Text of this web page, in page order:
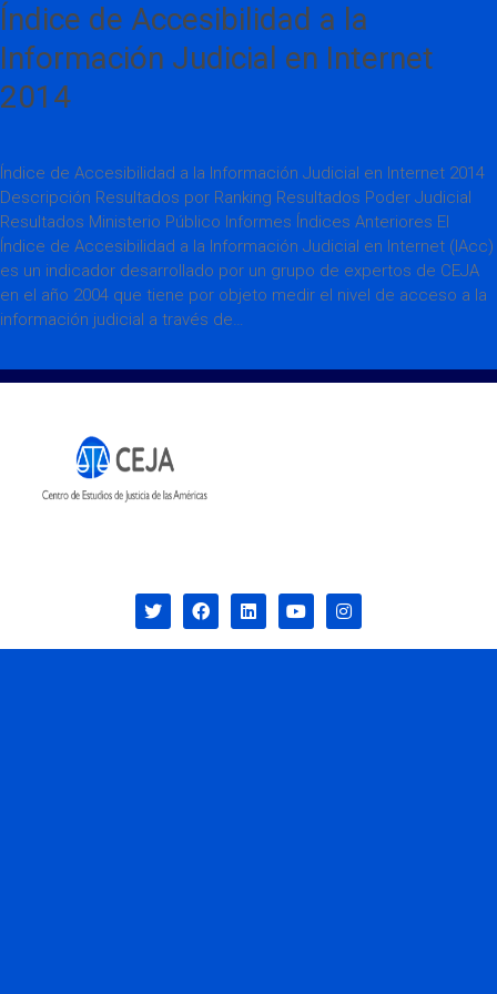
Índice de Accesibilidad a la
Información Judicial en Internet
2014
Índice de Accesibilidad a la Información Judicial en Internet 2014
Descripción Resultados por Ranking Resultados Poder Judicial
Resultados Ministerio Público Informes Índices Anteriores El
Índice de Accesibilidad a la Información Judicial en Internet (IAcc)
es un indicador desarrollado por un grupo de expertos de CEJA
en el año 2004 que tiene por objeto medir el nivel de acceso a la
información judicial a través de…